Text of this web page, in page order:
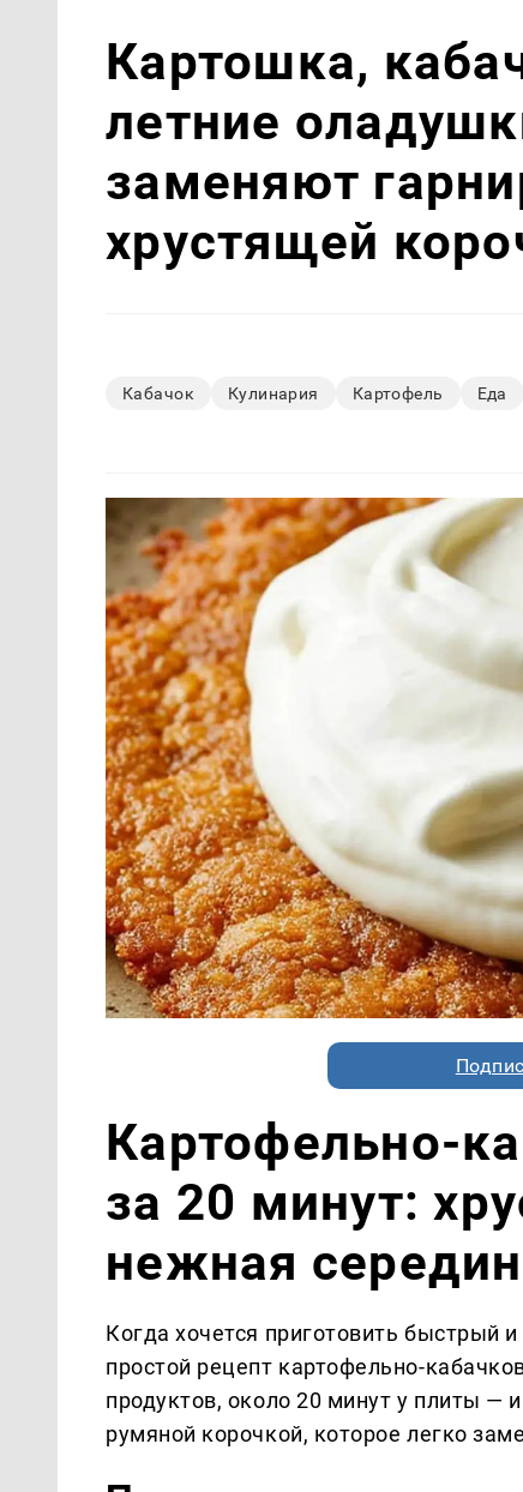
Картошка,
летние
заменяют
хрустящей
Кабачок Кулинария Картофель Еда
Картофельно-
за 20 минут:
нежная
Когда хочется приготовить быстрый
простой рецепт картофельно-
продуктов, около 20 минут у плиты —
румяной корочкой, которое легко